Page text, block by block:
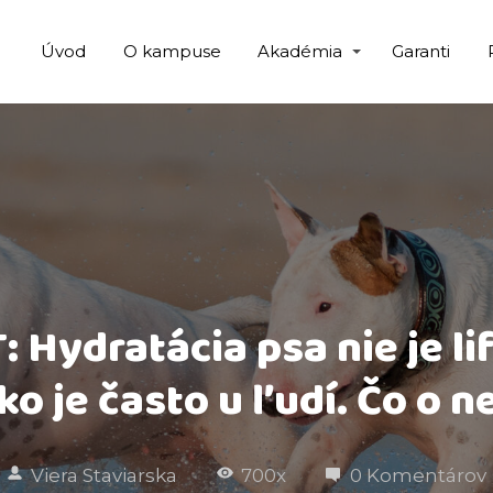
Úvod O kampuse Akadémia Garanti
Hydratácia psa nie je
je často u ľudí. Čo o
Viera Staviarska 700x 0 Komentárov